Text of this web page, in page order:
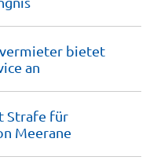
bietet
an
Strafe für
Meerane